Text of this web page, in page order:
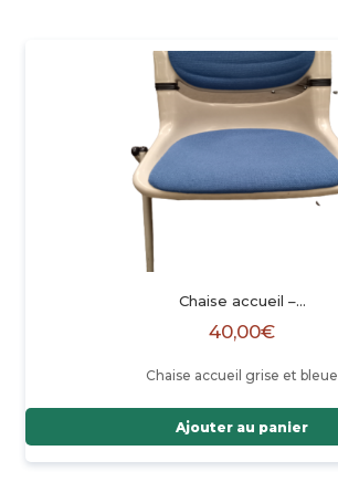
Chaise accueil –…
40,00€
Chaise accueil grise et bleue
Ajouter au panier